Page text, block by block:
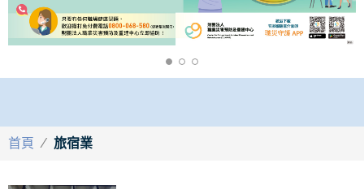
首頁 / 旅宿業